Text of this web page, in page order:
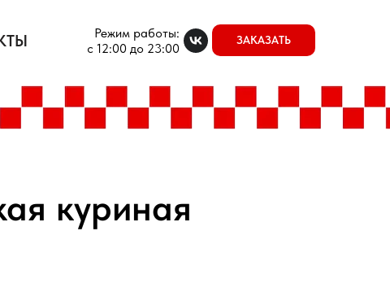
Режим работы:
с 12:00 до 23:00
ЗАКАЗАТЬ
куриная